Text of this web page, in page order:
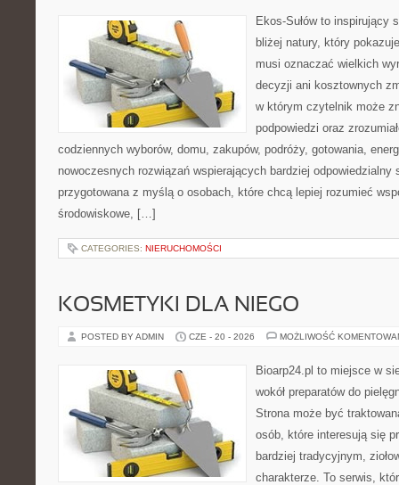
Ekos-Sułów to inspirujący
bliżej natury, który
musi oznaczać wielkich
decyzji ani kosztownych
w którym czytelnik może
podpowiedzi oraz
codziennych wyborów, domu, zakupów, podróży, gotowania,
nowoczesnych rozwiązań wspierających bardziej odpowiedzialny
przygotowana z myślą o osobach, które chcą lepiej rozumieć
środowiskowe, […]
CATEGORIES: NIERUCHOMOŚCI
KOSMETYKI DLA NIEGO
POSTED BY ADMIN CZE - 20 - 2026 MOŻLIWOŚĆ
Bioarp24.pl to miejsce w
wokół preparatów do
Strona może być
osób, które interesują się
bardziej tradycyjnym,
charakterze. To serwis,